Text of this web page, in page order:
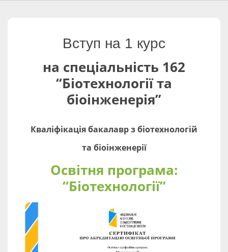
Вступ на 1 курс
на спеціальність 162
“Біотехнології та
біоінженерія”
Кваліфікація бакалавр з біотехнологій
та біоінженерії
Освітня програма:
“Біотехнології”